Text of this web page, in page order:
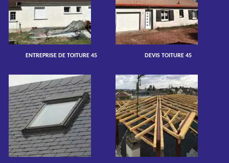
ENTREPRISE DE TOITURE 45 DEVIS TOITURE 45